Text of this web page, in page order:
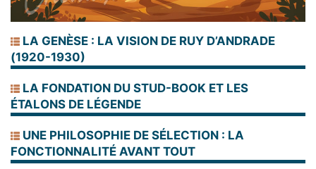
LA GENÈSE : LA VISION DE RUY D’ANDRADE
(1920-1930)
LA FONDATION DU STUD-BOOK ET LES
ÉTALONS DE LÉGENDE
UNE PHILOSOPHIE DE SÉLECTION : LA
FONCTIONNALITÉ AVANT TOUT